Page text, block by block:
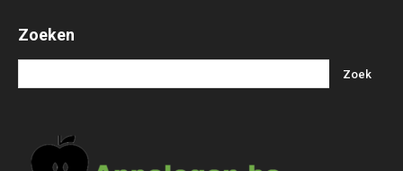
Zoeken